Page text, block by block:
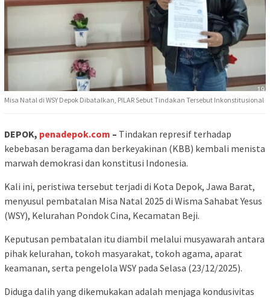
Misa Natal di WSY Depok Dibatalkan, PILAR Sebut Tindakan Tersebut Inkonstitusional
DEPOK, penadepok.com – Tindakan represif terhadap
kebebasan beragama dan berkeyakinan (KBB) kembali menista
marwah demokrasi dan konstitusi Indonesia.
Kali ini, peristiwa tersebut terjadi di Kota Depok, Jawa Barat,
menyusul pembatalan Misa Natal 2025 di Wisma Sahabat Yesus
(WSY), Kelurahan Pondok Cina, Kecamatan Beji.
Keputusan pembatalan itu diambil melalui musyawarah antara
pihak kelurahan, tokoh masyarakat, tokoh agama, aparat
keamanan, serta pengelola WSY pada Selasa (23/12/2025).
Diduga dalih yang dikemukakan adalah menjaga kondusivitas